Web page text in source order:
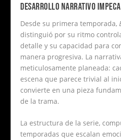
DESARROLLO NARRATIVO
Desde su primera temporada,
distinguió por su ritmo
detalle y su capacidad para
manera progresiva. La
meticulosamente planeada:
escena que parece trivial al
convierte en una pieza
de la trama.
La estructura de la serie,
temporadas que escalan